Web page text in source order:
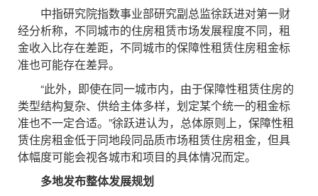
中指研究院指数事业部研究副总监徐跃进对第一财
经分析称，不同城市的住房租赁市场发展程度不同，租
金收入比存在差距，不同城市的保障性租赁住房租金标
准也可能存在差异。
“此外，即使在同一城市内，由于保障性租赁住房的
类型结构复杂、供给主体多样，划定某个统一的租金标
准也不一定合适。”徐跃进认为，总体原则上，保障性租
赁住房租金低于同地段同品质市场租赁住房租金，但具
体幅度可能会视各城市和项目的具体情况而定。
多地发布整体发展规划